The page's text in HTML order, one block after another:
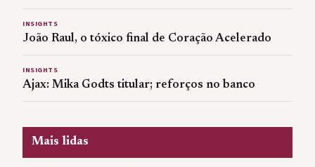
INSIGHTS
João Raul, o tóxico final de Coração Acelerado
INSIGHTS
Ajax: Mika Godts titular; reforços no banco
Mais lidas